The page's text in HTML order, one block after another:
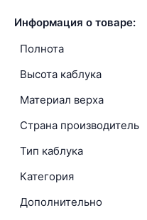
Информация о товаре:
Полнота
Высота каблука
Материал верха
Страна производитель
Тип каблука
Категория
Дополнительно